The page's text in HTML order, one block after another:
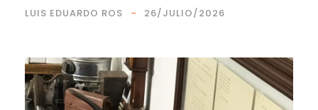
LUIS EDUARDO ROS 26/JULIO/2026